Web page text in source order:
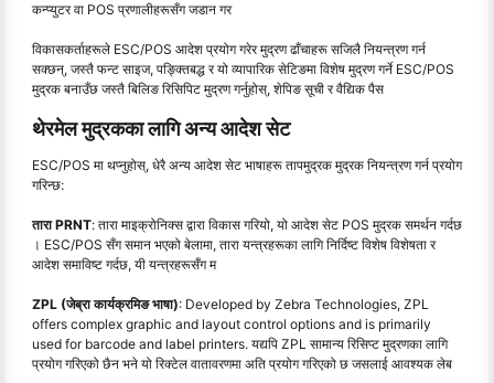
कन्प्युटर वा POS प्रणालीहरूसँग जडान गर
विकासकर्ताहरूले ESC/POS आदेश प्रयोग गरेर मुद्रण ढाँचाहरू सजिलै नियन्त्रण गर्न
सक्छन्, जस्तै फन्ट साइज, पङ्क्तिबद्ध र यो व्यापारिक सेटिङमा विशेष मुद्रण गर्ने ESC/POS
मुद्रक बनाउँछ जस्तै बिलिङ रिसिपिट मुद्रण गर्नुहोस्, शेपिङ सूची र वैद्यिक पैस
थेरमेल मुद्रकका लागि अन्य आदेश सेट
ESC/POS मा थप्नुहोस्, धेरै अन्य आदेश सेट भाषाहरू तापमुद्रक मुद्रक नियन्त्रण गर्न प्रयोग
गरिन्छ:
तारा PRNT: तारा माइक्रोनिक्स द्वारा विकास गरियो, यो आदेश सेट POS मुद्रक समर्थन गर्दछ
। ESC/POS सँग समान भएको बेलामा, तारा यन्त्रहरूका लागि निर्दिष्ट विशेष विशेषता र
आदेश समाविष्ट गर्दछ, यी यन्त्रहरूसँग म
ZPL (जेब्रा कार्यक्रमिङ भाषा): Developed by Zebra Technologies, ZPL
offers complex graphic and layout control options and is primarily
used for barcode and label printers. यद्यपि ZPL सामान्य रिसिप्ट मुद्रणका लागि
प्रयोग गरिएको छैन भने यो रिक्टेल वातावरणमा अति प्रयोग गरिएको छ जसलाई आवश्यक लेब